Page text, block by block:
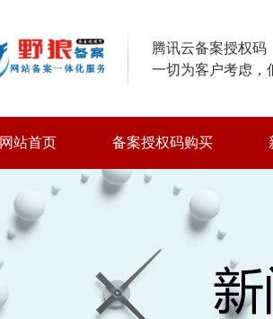
腾讯云备案授权
一切为客户考虑，
网站首页 备案授权码购买